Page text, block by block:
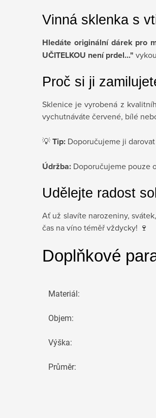
Vinná sklenka s
Hledáte originální dárek pro
UČITELKOU není prdel..."
Proč si ji
Sklenice je vyrobená z
vychutnáváte červené, bílé
💡Tip: Doporučujeme ji
Údržba: Doporučujeme pouze
Udělejte radost
Ať už slavíte narozeniny,
čas na víno téměř vždycky! 🍷
Doplňkové
Materiál:
Objem:
Výška:
Průměr: